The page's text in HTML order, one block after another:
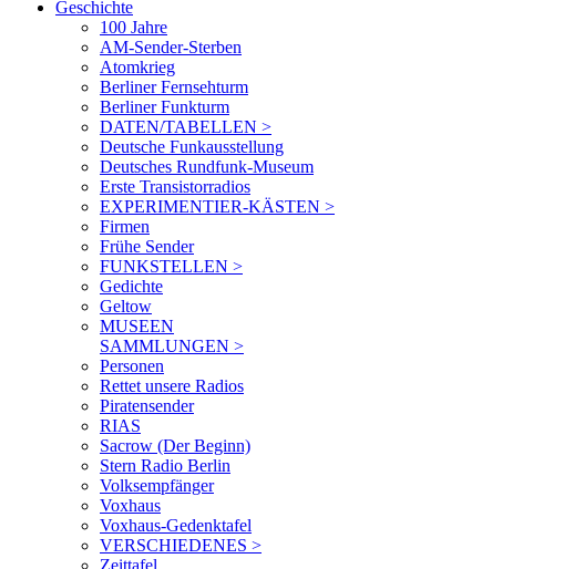
Geschichte
100 Jahre
AM-Sender-Sterben
Atomkrieg
Berliner Fernsehturm
Berliner Funkturm
DATEN/TABELLEN >
Deutsche Funkausstellung
Deutsches Rundfunk-Museum
Erste Transistorradios
EXPERIMENTIER-KÄSTEN >
Firmen
Frühe Sender
FUNKSTELLEN >
Gedichte
Geltow
MUSEEN
SAMMLUNGEN >
Personen
Rettet unsere Radios
Piratensender
RIAS
Sacrow (Der Beginn)
Stern Radio Berlin
Volksempfänger
Voxhaus
Voxhaus-Gedenktafel
VERSCHIEDENES >
Zeittafel